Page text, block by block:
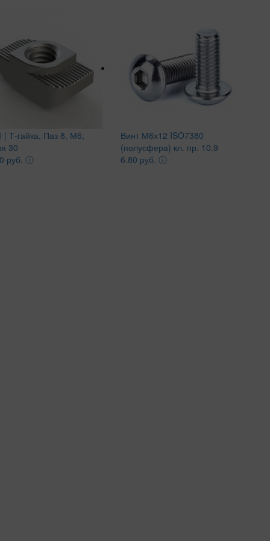
| Т-гайка, Паз 8, М6,
30
руб. ⓘ
Винт М6х12 ISO7380
(полусфера) кл. пр. 10.9
6.80 руб. ⓘ